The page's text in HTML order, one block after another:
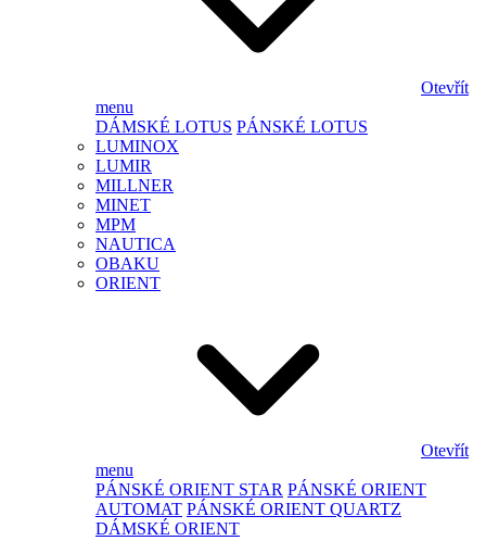
Otevřít
menu
DÁMSKÉ LOTUS PÁNSKÉ LOTUS
LUMINOX
LUMIR
MILLNER
MINET
MPM
NAUTICA
OBAKU
ORIENT
Otevřít
menu
PÁNSKÉ ORIENT STAR PÁNSKÉ ORIENT
AUTOMAT PÁNSKÉ ORIENT QUARTZ
DÁMSKÉ ORIENT